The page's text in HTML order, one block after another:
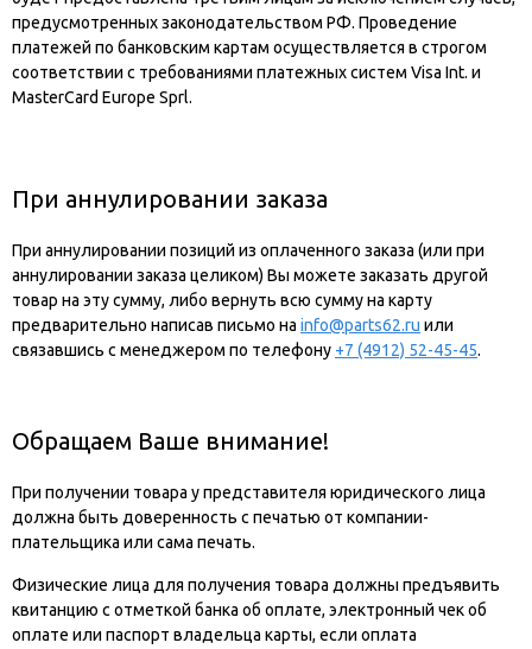
предусмотренных законодательством РФ. Проведение
платежей по банковским картам осуществляется в строгом
соответствии с требованиями платежных систем Visa Int. и
MasterCard Europe Sprl.
При аннулировании заказа
При аннулировании позиций из оплаченного заказа (или при
аннулировании заказа целиком) Вы можете заказать другой
товар на эту сумму, либо вернуть всю сумму на карту
предварительно написав письмо на info@parts62.ru или
связавшись с менеджером по телефону +7 (4912) 52-45-45.
Обращаем Ваше внимание!
При получении товара у представителя юридического лица
должна быть доверенность с печатью от компании-
плательщика или сама печать.
Физические лица для получения товара должны предъявить
квитанцию с отметкой банка об оплате, электронный чек об
оплате или паспорт владельца карты, если оплата